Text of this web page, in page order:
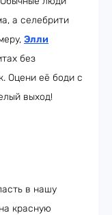
а селебрити
Элли
без
Оцени её боди с
выход!
в нашу
красную